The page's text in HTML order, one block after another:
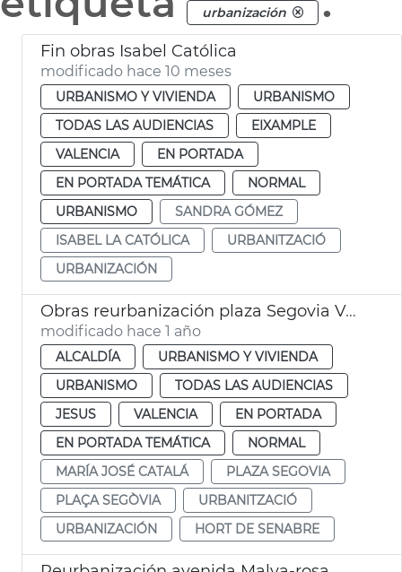
urbanización
Fin obras Isabel Católica
modificado hace 10 meses
URBANISMO Y VIVIENDA
URBANISMO
TODAS LAS AUDIENCIAS
EIXAMPLE
VALENCIA
EN PORTADA
EN PORTADA TEMÁTICA
NORMAL
URBANISMO
SANDRA GÓMEZ
ISABEL LA CATÓLICA
URBANITZACIÓ
URBANIZACIÓN
Obras reurbanización plaza Segovia València
modificado hace 1 año
ALCALDÍA
URBANISMO Y VIVIENDA
URBANISMO
TODAS LAS AUDIENCIAS
JESUS
VALENCIA
EN PORTADA
EN PORTADA TEMÁTICA
NORMAL
MARÍA JOSÉ CATALÁ
PLAZA SEGOVIA
PLAÇA SEGÒVIA
URBANITZACIÓ
URBANIZACIÓN
HORT DE SENABRE